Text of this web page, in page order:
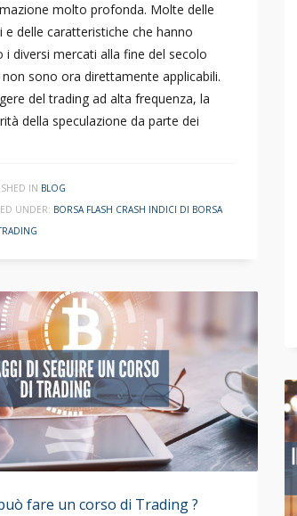
molto profonda. Molte delle
e delle caratteristiche che hanno
i diversi mercati alla fine del secolo
sono ora direttamente applicabili.
del trading ad alta frequenza, la
della speculazione da parte dei
IN BLOG
UNDER: BORSA FLASH CRASH INDICI DI BORSA
fare un corso di Trading ?